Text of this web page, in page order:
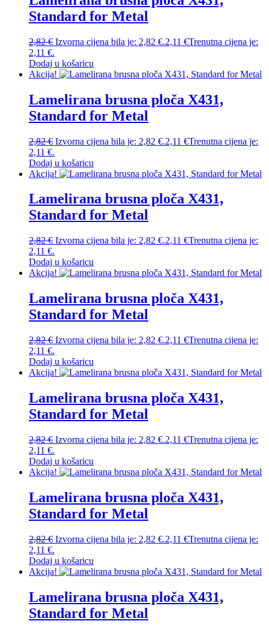
Standard for Metal
2,82€ Izvorna cijena bila je: 2,82 €.2,11 €Trenutna cijena je:
2,11 €.
Dodaj u košaricu
Akcija!
Lamelirana brusna ploča X431,
Standard for Metal
2,82€ Izvorna cijena bila je: 2,82 €.2,11 €Trenutna cijena je:
2,11 €.
Dodaj u košaricu
Akcija!
Lamelirana brusna ploča X431,
Standard for Metal
2,82€ Izvorna cijena bila je: 2,82 €.2,11 €Trenutna cijena je:
2,11 €.
Dodaj u košaricu
Akcija!
Lamelirana brusna ploča X431,
Standard for Metal
2,82€ Izvorna cijena bila je: 2,82 €.2,11 €Trenutna cijena je:
2,11 €.
Dodaj u košaricu
Akcija!
Lamelirana brusna ploča X431,
Standard for Metal
2,82€ Izvorna cijena bila je: 2,82 €.2,11 €Trenutna cijena je:
2,11 €.
Dodaj u košaricu
Akcija!
Lamelirana brusna ploča X431,
Standard for Metal
2,82€ Izvorna cijena bila je: 2,82 €.2,11 €Trenutna cijena je:
2,11 €.
Dodaj u košaricu
Akcija!
Lamelirana brusna ploča X431,
Standard for Metal